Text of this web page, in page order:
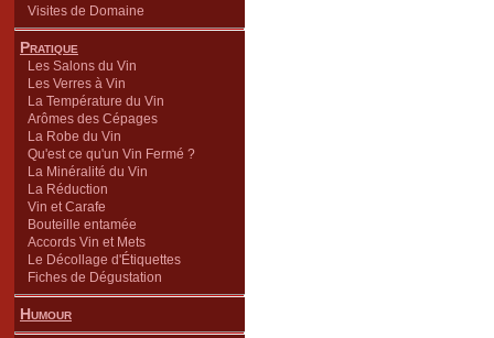
Visites de Domaine
Pratique
Les Salons du Vin
Les Verres à Vin
La Température du Vin
Arômes des Cépages
La Robe du Vin
Qu'est ce qu'un Vin Fermé ?
La Minéralité du Vin
La Réduction
Vin et Carafe
Bouteille entamée
Accords Vin et Mets
Le Décollage d'Étiquettes
Fiches de Dégustation
Humour